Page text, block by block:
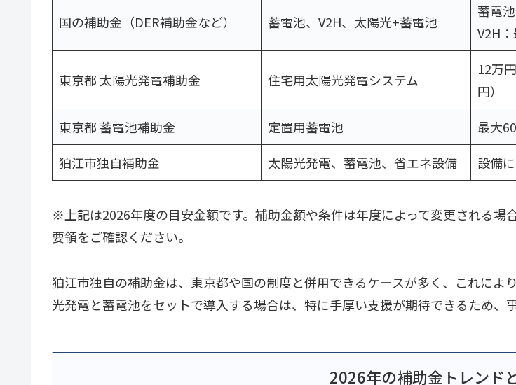
国の補助金（DER補助金など） 蓄電池、V2H、太陽光+蓄電池
蓄電
V2H
東京都 太陽光発電補助金 住宅用太陽光発電システム
12万
円）
東京都 蓄電池補助金 定置用蓄電池 最大
狛江市独自補助金
太陽光発電、蓄電池、省エネ設備 設備
※上記は2026年度の目安金額です。補助金額や条件は年度によって変更される
要領をご確認ください。
狛江市独自の補助金は、東京都や国の制度と併用できるケースが多く、これに
光発電と蓄電池をセットで導入する場合は、特に手厚い支援が期待できるため、
2026年の補助金トレンド